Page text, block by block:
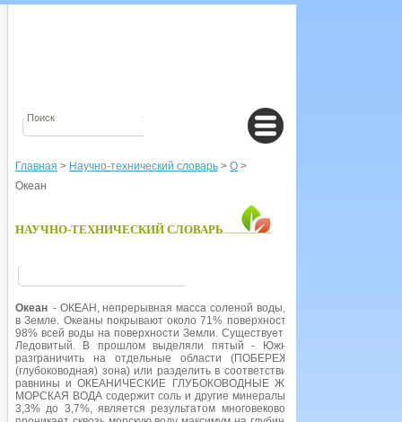
Главная > Научно-технический словарь > О >
Океан
НАУЧНО-ТЕХНИЧЕСКИЙ СЛОВАРЬ
Океан - ОКЕАН, непрерывная масса соленой воды, окружающая
в Земле. Океаны покрывают около 71% поверхности Земли (более 80%
98% всей воды на поверхности Земли. Существует четыре океана:
Ледовитый. В прошлом выделяли пятый - Южный ледовитый, или
разграничить на отдельные области (ПОБЕРЕЖЬЕ, БЕНТАЛЬ,
(глубоководная) зона) или разделить в соответствии с глубиной
равнины и ОКЕАНИЧЕСКИЕ ГЛУБОКОВОДНЫЕ ЖЕЛОБА). МОРСКОЕ
МОРСКАЯ ВОДА содержит соль и другие минеральные вещества;
3,3% до 3,7%, является результатом многовекового размыва